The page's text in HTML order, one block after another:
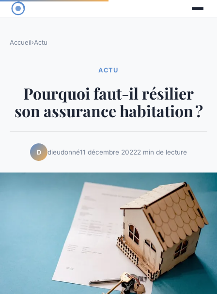
Accueil›Actu
ACTU
Pourquoi faut-il résilier
son assurance habitation ?
D dieudonné11 décembre 20222 min de lecture